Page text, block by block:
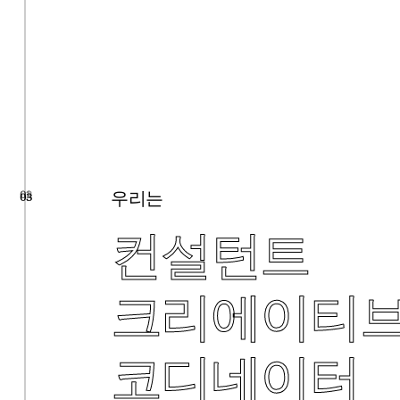
우리는
컨설턴트
크리에이티
코디네이터
01
02
03